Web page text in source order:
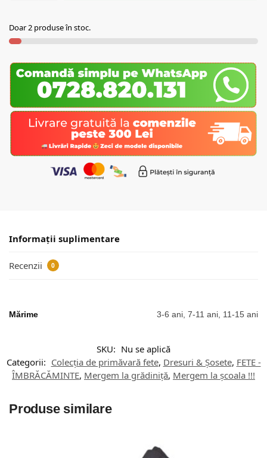
Doar 2 produse în stoc.
Informații suplimentare
Recenzii 0
Mărime 3-6 ani, 7-11 ani, 11-15 ani
SKU: Nu se aplică
Categorii: Colecția de primăvară fete, Dresuri & Șosete, FETE -
ÎMBRĂCĂMINTE, Mergem la grădiniță, Mergem la școala !!!
Produse similare